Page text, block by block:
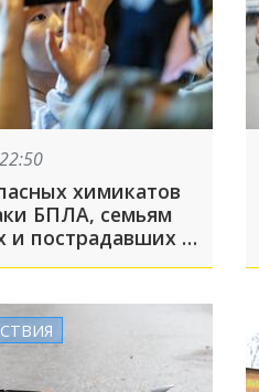
химикатов
семьям
и пострадавших в
помогут